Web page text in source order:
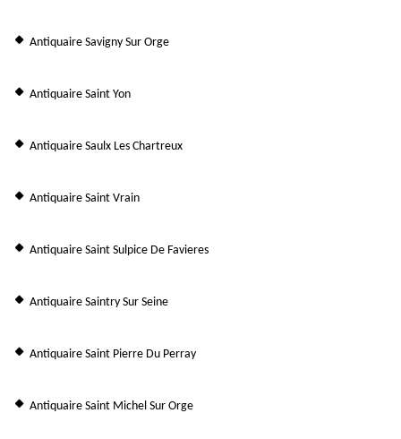
Antiquaire Savigny Sur Orge
Antiquaire Saint Yon
Antiquaire Saulx Les Chartreux
Antiquaire Saint Vrain
Antiquaire Saint Sulpice De Favieres
Antiquaire Saintry Sur Seine
Antiquaire Saint Pierre Du Perray
Antiquaire Saint Michel Sur Orge